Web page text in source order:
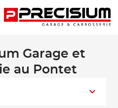
Garage et
au Pontet